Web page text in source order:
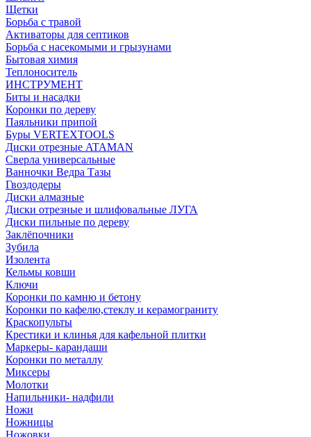
Щетки
Борьба с травой
Активаторы для септиков
Борьба с насекомыми и грызунами
Бытовая химия
Теплоноситель
ИНСТРУМЕНТ
Биты и насадки
Коронки по дереву
Паяльники припой
Буры VERTEXTOOLS
Диски отрезные ATAMAN
Сверла универсальные
Ванночки Ведра Тазы
Гвоздодеры
Диски алмазные
Диски отрезные и шлифовальные ЛУГА
Диски пильные по дереву
Заклёпочники
Зубила
Изолента
Кельмы ковши
Ключи
Коронки по камню и бетону
Коронки по кафелю,стеклу и керамограниту
Краскопульты
Крестики и клинья для кафельной плитки
Маркеры- карандаши
Коронки по металлу
Миксеры
Молотки
Напильники- надфили
Ножи
Ножницы
Ножовки